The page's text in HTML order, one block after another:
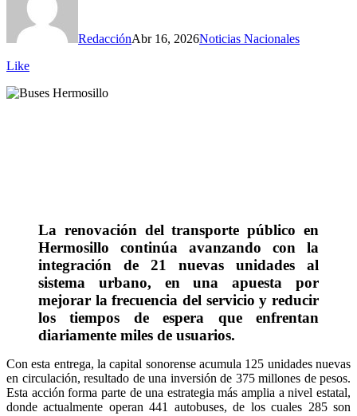
RedacciónAbr 16, 2026Noticias Nacionales
Like
La renovación del transporte público en
Hermosillo continúa avanzando con la
integración de 21 nuevas unidades al
sistema urbano, en una apuesta por
mejorar la frecuencia del servicio y reducir
los tiempos de espera que enfrentan
diariamente miles de usuarios.
Con esta entrega, la capital sonorense acumula 125 unidades nuevas
en circulación, resultado de una inversión de 375 millones de pesos.
Esta acción forma parte de una estrategia más amplia a nivel estatal,
donde actualmente operan 441 autobuses, de los cuales 285 son